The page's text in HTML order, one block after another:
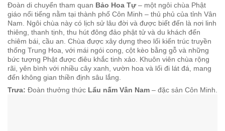
Đoàn di chuyển tham quan Bảo Hoa Tự – một ngôi chùa Phật
giáo nổi tiếng nằm tại thành phố Côn Minh – thủ phủ của tỉnh Vân
Nam. Ngôi chùa này có lịch sử lâu đời và được biết đến là nơi linh
thiêng, thanh tịnh, thu hút đông đảo phật tử và du khách đến
chiêm bái, cầu an. Chùa được xây dựng theo lối kiến trúc truyền
thống Trung Hoa, với mái ngói cong, cột kèo bằng gỗ và những
bức tượng Phật được điêu khắc tinh xảo. Khuôn viên chùa rộng
rãi, yên bình với nhiều cây xanh, vườn hoa và lối đi lát đá, mang
đến không gian thiền định sâu lắng.
Trưa: Đoàn thưởng thức Lẩu nấm Vân Nam – đặc sản Côn Minh.